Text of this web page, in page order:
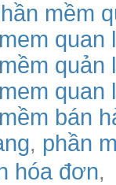
mềm
quan
quản
quan
bán
, phần
hóa đơn,